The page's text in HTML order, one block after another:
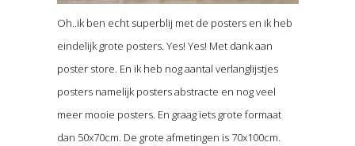
Oh..ik ben echt superblij met de posters en ik heb
eindelijk grote posters. Yes! Yes! Met dank aan
poster store. En ik heb nog aantal verlanglijstjes
posters namelijk posters abstracte en nog veel
meer mooie posters. En graag iets grote formaat
dan 50x70cm. De grote afmetingen is 70x100cm.